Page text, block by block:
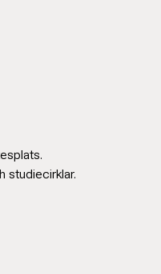
studiecirklar.